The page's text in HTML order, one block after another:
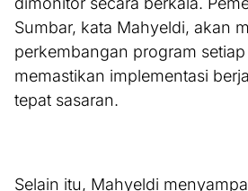
Sumbar, kata Mahyeldi, akan
perkembangan program
memastikan implementasi
tepat sasaran.
Selain itu, Mahyeldi